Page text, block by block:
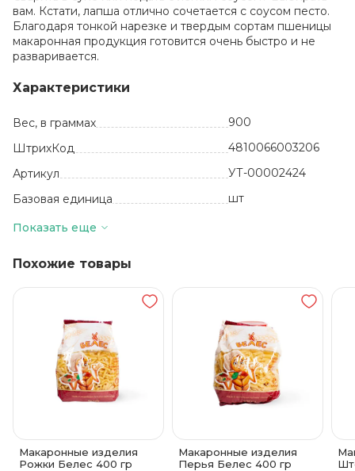
вам. Кстати, лапша отлично сочетается с соусом песто.
Благодаря тонкой нарезке и твердым сортам пшеницы
макаронная продукция готовится очень быстро и не
разваривается.
Характеристики
Вес, в граммах
900
ШтрихКод
4810066003206
Артикул
УТ-00002424
Базовая единица
шт
Производитель
Состав
вода
Срок годности
24 месяца
Температура хранения
от +5 до +25
ТМ Пастораль
Вид упаковки
Целлофан
Показать еще
Похожие товары
Макаронные изделия
Рожки Белес 400 гр
Макаронные изделия
Перья Белес 400 гр